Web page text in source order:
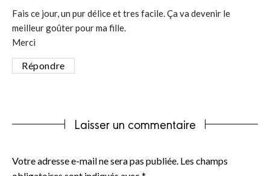
Fais ce jour, un pur délice et tres facile. Ça va devenir le
meilleur goûter pour ma fille.
Merci
Répondre
Laisser un commentaire
Votre adresse e-mail ne sera pas publiée. Les champs